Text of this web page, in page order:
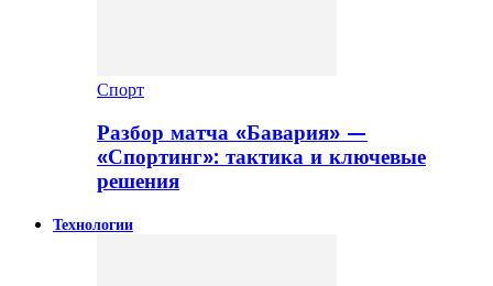
Спорт
Разбор матча «Бавария» —
«Спортинг»: тактика и ключевые
решения
Технологии